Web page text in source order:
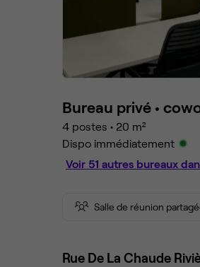
Bureau privé •
4 postes • 20 m²
Dispo immédiatement
Voir 51 autres bureaux
Salle de réunion
Rue De La Chaude